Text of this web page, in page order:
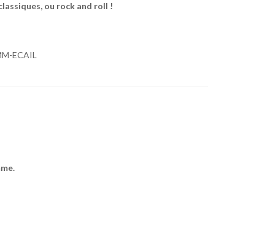
ou rock and roll !
ECAIL